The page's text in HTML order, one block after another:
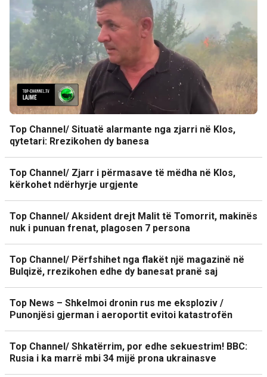
Top Channel/ Situatë alarmante nga zjarri në Klos,
qytetari: Rrezikohen dy banesa
Top Channel/ Zjarr i përmasave të mëdha në Klos,
kërkohet ndërhyrje urgjente
Top Channel/ Aksident drejt Malit të Tomorrit, makinës
nuk i punuan frenat, plagosen 7 persona
Top Channel/ Përfshihet nga flakët një magazinë në
Bulqizë, rrezikohen edhe dy banesat pranë saj
Top News – Shkelmoi dronin rus me eksploziv /
Punonjësi gjerman i aeroportit evitoi katastrofën
Top Channel/ Shkatërrim, por edhe sekuestrim! BBC:
Rusia i ka marrë mbi 34 mijë prona ukrainasve